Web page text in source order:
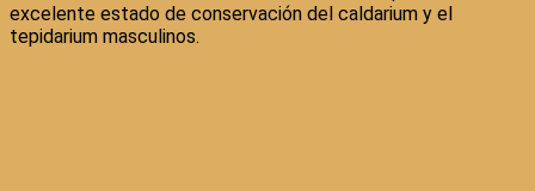
excelente estado de conservación del caldarium y el
tepidarium masculinos.